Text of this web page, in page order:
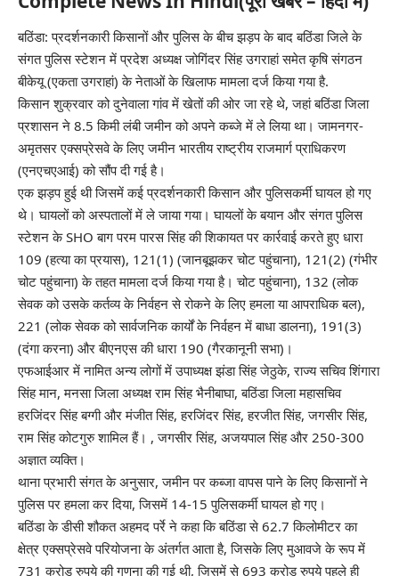
बठिंडा: प्रदर्शनकारी किसानों और पुलिस के बीच झड़प के बाद बठिंडा जिले के
संगत पुलिस स्टेशन में प्रदेश अध्यक्ष जोगिंदर सिंह उगराहां समेत कृषि संगठन
बीकेयू (एकता उगराहां) के नेताओं के खिलाफ मामला दर्ज किया गया है.
किसान शुक्रवार को दुनेवाला गांव में खेतों की ओर जा रहे थे, जहां बठिंडा जिला
प्रशासन ने 8.5 किमी लंबी जमीन को अपने कब्जे में ले लिया था। जामनगर-
अमृतसर एक्सप्रेसवे के लिए जमीन भारतीय राष्ट्रीय राजमार्ग प्राधिकरण
(एनएचएआई) को सौंप दी गई है।
एक झड़प हुई थी जिसमें कई प्रदर्शनकारी किसान और पुलिसकर्मी घायल हो गए
थे। घायलों को अस्पतालों में ले जाया गया। घायलों के बयान और संगत पुलिस
स्टेशन के SHO बाग परम पारस सिंह की शिकायत पर कार्रवाई करते हुए धारा
109 (हत्या का प्रयास), 121(1) (जानबूझकर चोट पहुंचाना), 121(2) (गंभीर
चोट पहुंचाना) के तहत मामला दर्ज किया गया है। चोट पहुंचाना), 132 (लोक
सेवक को उसके कर्तव्य के निर्वहन से रोकने के लिए हमला या आपराधिक बल),
221 (लोक सेवक को सार्वजनिक कार्यों के निर्वहन में बाधा डालना), 191(3)
(दंगा करना) और बीएनएस की धारा 190 (गैरकानूनी सभा)।
एफआईआर में नामित अन्य लोगों में उपाध्यक्ष झंडा सिंह जेठुके, राज्य सचिव शिंगारा
सिंह मान, मनसा जिला अध्यक्ष राम सिंह भैनीबाघा, बठिंडा जिला महासचिव
हरजिंदर सिंह बग्गी और मंजीत सिंह, हरजिंदर सिंह, हरजीत सिंह, जगसीर सिंह,
राम सिंह कोटगुरु शामिल हैं। , जगसीर सिंह, अजयपाल सिंह और 250-300
अज्ञात व्यक्ति।
थाना प्रभारी संगत के अनुसार, जमीन पर कब्जा वापस पाने के लिए किसानों ने
पुलिस पर हमला कर दिया, जिसमें 14-15 पुलिसकर्मी घायल हो गए।
बठिंडा के डीसी शौकत अहमद पर्रे ने कहा कि बठिंडा से 62.7 किलोमीटर का
क्षेत्र एक्सप्रेसवे परियोजना के अंतर्गत आता है, जिसके लिए मुआवजे के रूप में
731 करोड़ रुपये की गणना की गई थी, जिसमें से 693 करोड़ रुपये पहले ही